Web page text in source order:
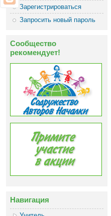
Зарегистрироваться
Запросить новый пароль
Сообщество
рекомендует!
Навигация